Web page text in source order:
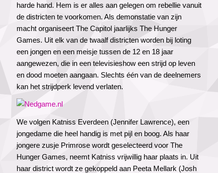
harde hand. Hem is er alles aan gelegen om rebellie vanuit
de districten te voorkomen. Als demonstatie van zijn
macht organiseert The Capitol jaarlijks The Hunger
Games. Uit elk van de twaalf districten worden bij loting
een jongen en een meisje tussen de 12 en 18 jaar
aangewezen, die in een televisieshow een strijd op leven
en dood moeten aangaan. Slechts één van de deelnemers
kan het strijdperk levend verlaten.
We volgen Katniss Everdeen (Jennifer Lawrence), een
jongedame die heel handig is met pijl en boog. Als haar
jongere zusje Primrose wordt geselecteerd voor The
Hunger Games, neemt Katniss vrijwillig haar plaats in. Uit
haar district wordt ze gekoppeld aan Peeta Mellark (Josh